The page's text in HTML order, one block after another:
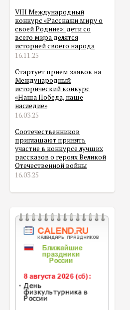
VIII Международный
конкурс «Расскажи миру о
своей Родине»: дети со
всего мира делятся
историей своего народа
16.11.25
Стартует прием заявок на
Международный
исторический конкурс
«Наша Победа, наше
наследие»
16.03.25
Соотечественников
приглашают принять
участие в конкурсе лучших
рассказов о героях Великой
Отечественной войны
16.03.25